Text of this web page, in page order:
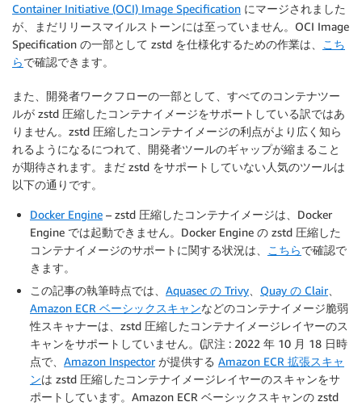
Container Initiative (OCI) Image Specification にマージされました
が、まだリリースマイルストーンには至っていません。OCI Image
Specification の一部として zstd を仕様化するための作業は、
こち
らで確認できます。
また、開発者ワークフローの一部として、すべてのコンテナツー
ルが zstd 圧縮したコンテナイメージをサポートしている訳ではあ
りません。zstd 圧縮したコンテナイメージの利点がより広く知ら
れるようになるにつれて、開発者ツールのギャップが縮まること
が期待されます。まだ zstd をサポートしていない人気のツールは
以下の通りです。
Docker Engine – zstd 圧縮したコンテナイメージは、Docker
Engine では起動できません。Docker Engine の zstd 圧縮した
コンテナイメージのサポートに関する状況は、
こちらで確認で
きます。
この記事の執筆時点では、 Aquasec の Trivy Quay の Clair、
Amazon ECR ベーシックスキャンなどのコンテナイメージ脆弱
性スキャナーは、zstd 圧縮したコンテナイメージレイヤーのス
キャンをサポートしていません。(訳注 : 2022 年 10 月 18 日時
点で、 Amazon Inspectorが提供する Amazon ECR 拡張スキャ
ンは zstd 圧縮したコンテナイメージレイヤーのスキャンをサ
ポートしています。Amazon ECR ベーシックスキャンの zstd